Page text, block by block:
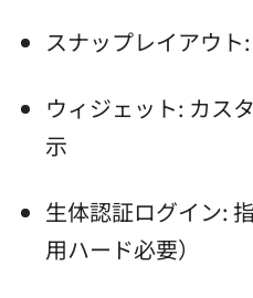
スナップレイアウ
ウィジェット: カス
示
生体認証ログイン:
用ハード必要）